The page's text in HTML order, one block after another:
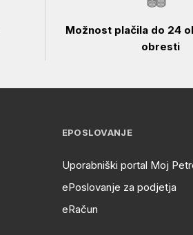
Možnost plačila do 24
obresti
EPOSLOVANJE
Uporabniški portal Moj
ePoslovanje za podjetja
eRačun